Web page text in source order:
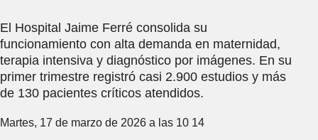
El Hospital Jaime Ferré consolida su
funcionamiento con alta demanda en maternidad,
terapia intensiva y diagnóstico por imágenes. En su
primer trimestre registró casi 2.900 estudios y más
de 130 pacientes críticos atendidos.
Martes, 17 de marzo de 2026 a las 10 14